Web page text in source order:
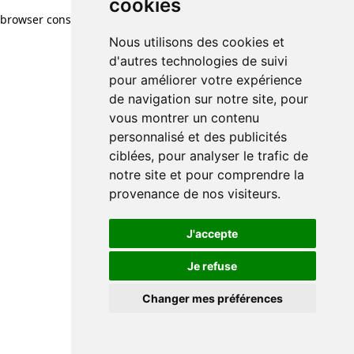
cookies
Nous utilisons des cookies et
d'autres technologies de suivi
pour améliorer votre expérience
de navigation sur notre site, pour
vous montrer un contenu
personnalisé et des publicités
ciblées, pour analyser le trafic de
notre site et pour comprendre la
provenance de nos visiteurs.
J'accepte
Je refuse
Changer mes préférences
browser console for more information)